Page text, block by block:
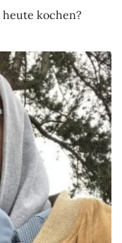
heute kochen?